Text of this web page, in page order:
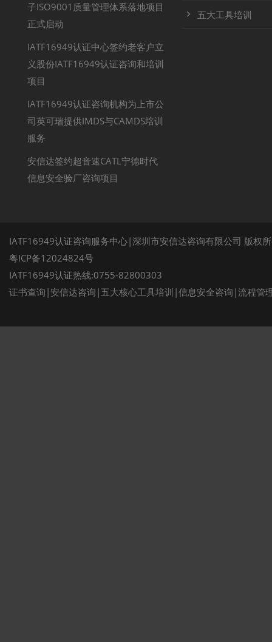
子ISO9001质量管理体系落地项目
正式启动
IATF16949认证中心签约老客户立
义股份IATF16949认证咨询和培训
项目
IATF16949认证咨询机构为上市公
司英可瑞提供IMDS与CAMDS培训
服务
安信达签约超音速CATL宁德时代
信息安全验厂咨询项目
五大工具培训
IATF16949认证咨询服务中心|深圳市安信达咨询有限公司 版权
粤ICP备12024824号
IATF16949认证热线:0755-82800303
证书查询 | 安信达咨询 | 五大核心工具培训 |信息安全咨询 |流程管